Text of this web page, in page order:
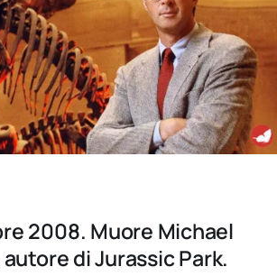
2008. Muore Michael
di Jurassic Park.